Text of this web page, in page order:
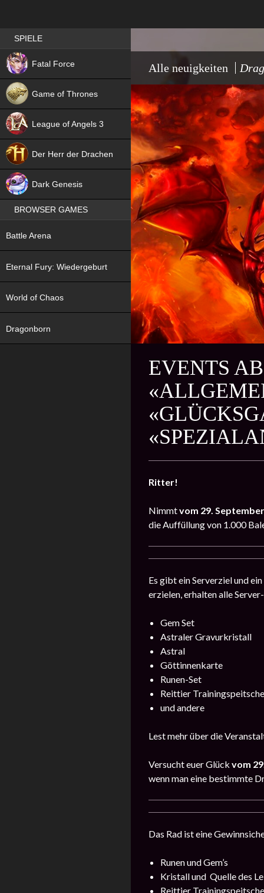
Alle neuigkeiten
EVENTS
Ritter!
Nimmtvom 29.
die Auffüllung von 1.000
Es gibt ein Serverziel und
erzielen, erhalten alle
Gem Set
Astraler Gravurkristall
Astral
Göttinnenkarte
Runen-Set
Reittier Trainingspeitsche
und andere
Lest mehr über die
Versucht euer Glück vom
wenn man eine bestimmte
Das Rad ist eine
Runen und Gem’s
Kristall und Quelle des
Reittier Trainingspeitsche
Best RPG games in Germany
SPIELE
Fatal Force
NEW
Game of Thrones
League of Angels 3
Der Herr der Drachen
Dark Genesis
NEW
BROWSER GAMES
Battle Arena
Eternal Fury: Wiedergeburt
World of Chaos
Dragonborn